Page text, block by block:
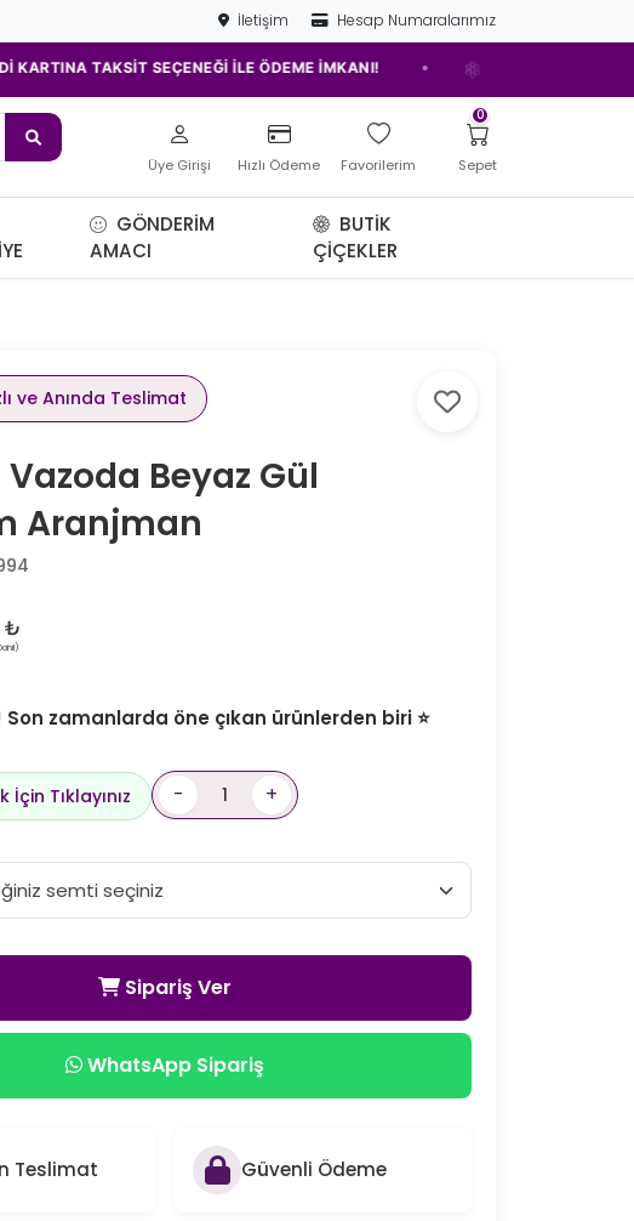
İletişim Hesap Numaralarımız
TAKSİT SEÇENEĞİ İLE ÖDEME İMKANI! • ELAZIĞ'IN EN İYİ ÇİÇEKÇİSİ!
Üye Girişi Hızlı Ödeme Favorilerim Sepet
0
GÖNDERIM
AMACI
BUTIK
ÇIÇEKLER
ve Anında Teslimat
Beyaz Gül
Aranjman
₺
zamanlarda öne çıkan ürünlerden biri ⭐
Tıklayınız - +
Sipariş Ver
WhatsApp Sipariş
Teslimat Güvenli Ödeme